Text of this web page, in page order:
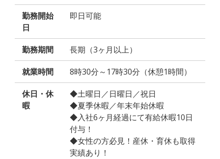
勤務開始
日
即日可能
勤務期間 長期（3ヶ月以上）
就業時間 8時30分～17時30分（休憩1時間）
休日・休
暇
◆土曜日／日曜日／祝日
◆夏季休暇／年末年始休暇
◆入社6ヶ月経過にて有給休暇10日
付与！
◆女性の方必見！産休・育休も取得
実績あり！